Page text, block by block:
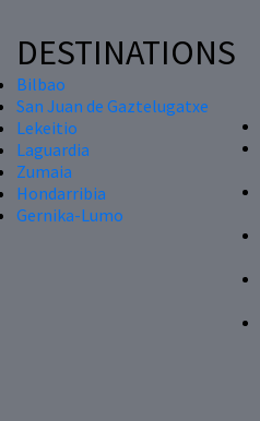
DESTINATIONS
Bilbao
San Juan de Gaztelugatxe
Lekeitio
Laguardia
Zumaia
Hondarribia
Gernika-Lumo